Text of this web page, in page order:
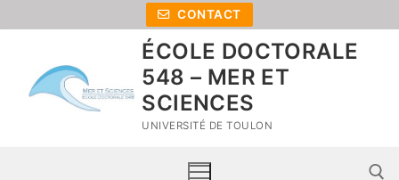
CONTACT
ÉCOLE DOCTORALE
548 – MER ET
SCIENCES
UNIVERSITÉ DE TOULON